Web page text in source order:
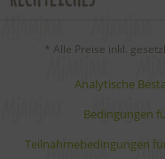
* Alle Preise inkl.
Analytische
Bedingungen
Teilnahmebedingungen